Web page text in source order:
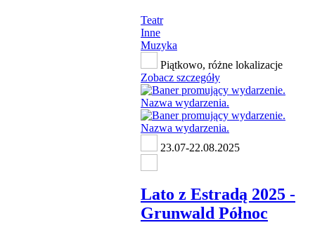
Teatr
Inne
Muzyka
Piątkowo, różne lokalizacje
Zobacz szczegóły
23.07-22.08.2025
Lato z Estradą 2025 -
Grunwald Północ